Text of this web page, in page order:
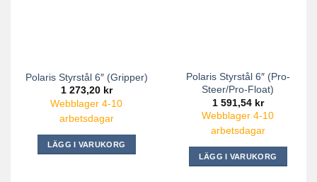
Polaris Styrstål 6″ (Gripper)
1 273,20 kr
Webblager 4-10
arbetsdagar
LÄGG I VARUKORG
Polaris Styrstål 6″ (Pro-
Steer/Pro-Float)
1 591,54 kr
Webblager 4-10
arbetsdagar
LÄGG I VARUKORG